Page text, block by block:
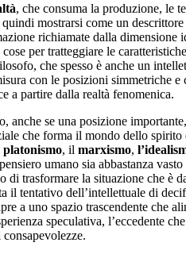
, che consuma la produzione, le
quindi mostrarsi come un
richiamate dalla
per tratteggiare le
che spesso è anche un
con le posizioni simmetriche
a partire dalla realtà fenomenica.
anche se una posizione
che forma il mondo dello
platonismo, il marxismo,
umano sia abbastanza
trasformare la situazione che è
tentativo dell’intellettuale di
a uno spazio trascendente che
speculativa, l’eccedente